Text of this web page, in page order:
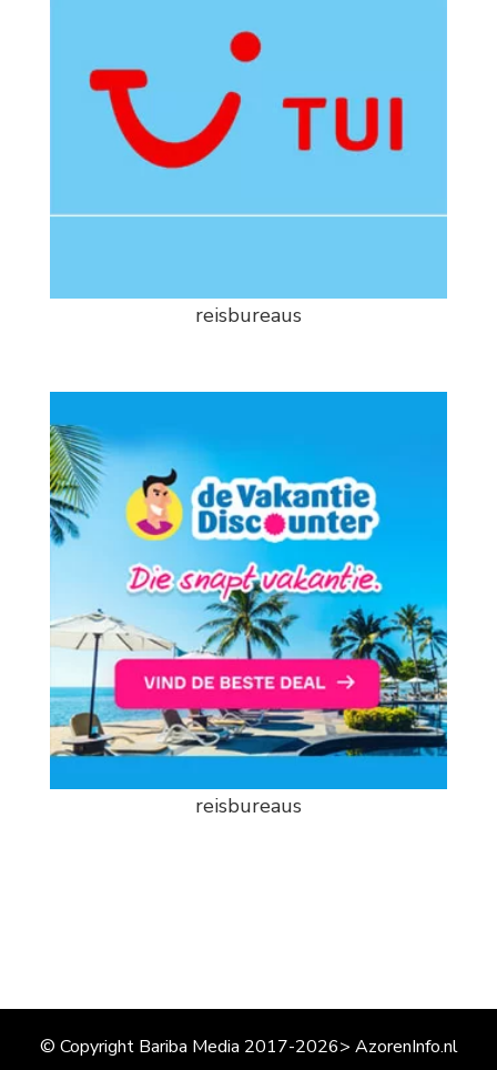
reisbureaus
reisbureaus
© Copyright Bariba Media 2017-2026> AzorenInfo.nl